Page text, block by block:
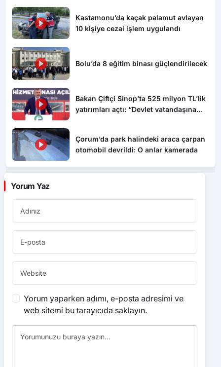
Kastamonu’da kaçak palamut avlayan
10 kişiye cezai işlem uygulandı
Bolu’da 8 eğitim binası güçlendirilecek
Bakan Çiftçi Sinop’ta 525 milyon TL’lik
yatırımları açtı: “Devlet vatandaşına
Çorum’da park halindeki araca çarpan
otomobil devrildi: O anlar kamerada
Yorum Yaz
Yorum yaparken adımı, e-posta adresimi ve
web sitemi bu tarayıcıda saklayın.